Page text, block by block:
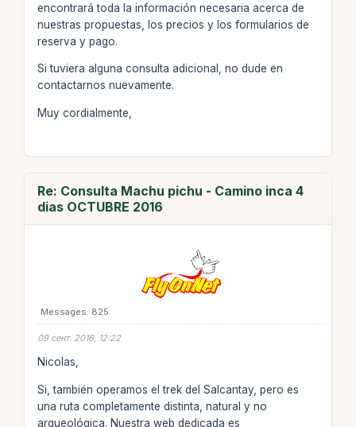
encontrará toda la información necesaria acerca de
nuestras propuestas, los precios y los formularios de
reserva y pago.
Si tuviera alguna consulta adicional, no dude en
contactarnos nuevamente.
Muy cordialmente,
Re: Consulta Machu pichu - Camino inca 4
dias OCTUBRE 2016
Messages: 825
09 сент. 2016, 12:22
Nicolas,
Si, también operamos el trek del Salcantay, pero es
una ruta completamente distinta, natural y no
arqueológica. Nuestra web dedicada es